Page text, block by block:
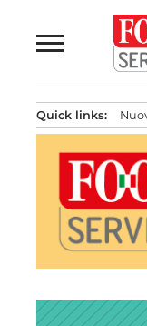
al
contenuto
Quick links: